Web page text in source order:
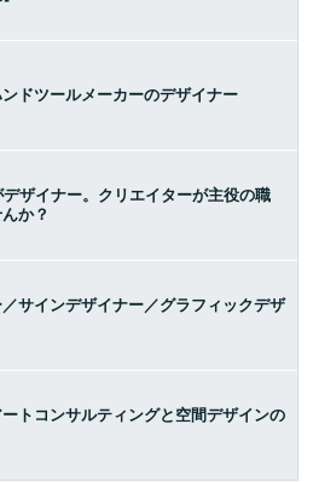
ンドツールメーカーのデザイナー
ザイナー。クリエイターが主役の職
か？
サインデザイナー／グラフィックデザ
トコンサルティングと空間デザインの